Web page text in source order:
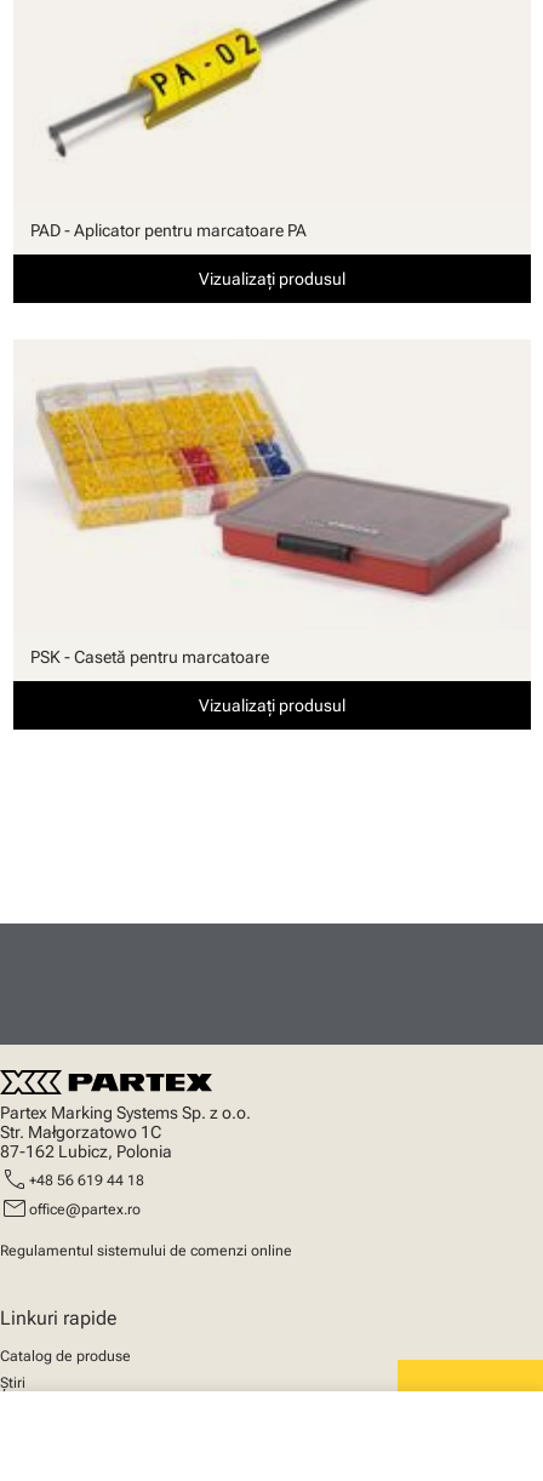
PAD - Aplicator pentru marcatoare PA
Vizualizați produsul
PSK - Casetă pentru marcatoare
Vizualizați produsul
Partex Marking Systems Sp. z o.o.
Str. Małgorzatowo 1C
87-162 Lubicz, Polonia
call +48 56 619 44 18
mail office@partex.ro
Regulamentul sistemului de comenzi online
Linkuri rapide
Catalog de produse
Știri